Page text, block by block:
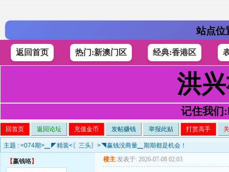
站点位
返回首页 热门:新澳门区 经典:香港区
洪
记住我们
回首页 返回论坛 充值金币 发帖赚钱 举报此贴 打赏高手
主题 : <074期>▁◤精装<〖三头〗>◥赢钱没商量▁期期都是机会！
【赢钱咯】 楼主 发表于: 2026-07-08 02:03